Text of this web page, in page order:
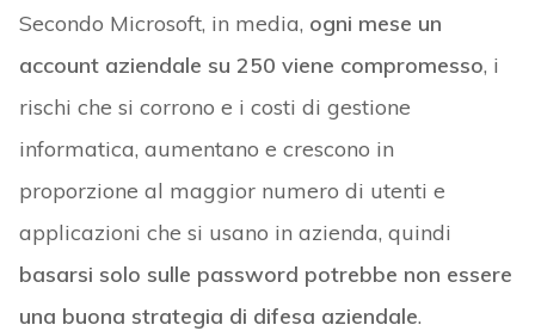
Secondo Microsoft, in media, ogni mese un
account aziendale su 250 viene compromesso, i
rischi che si corrono e i costi di gestione
informatica, aumentano e crescono in
proporzione al maggior numero di utenti e
applicazioni che si usano in azienda, quindi
basarsi solo sulle password potrebbe non essere
una buona strategia di difesa aziendale.